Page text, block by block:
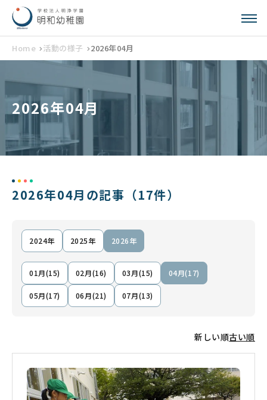
Home 活動の様子 2026年04月
2026年04月
2026年04月の記事 （17件）
2024年 2025年 2026年
01月(15) 02月(16) 03月(15) 04月(17)
05月(17) 06月(21) 07月(13)
新しい順古い順